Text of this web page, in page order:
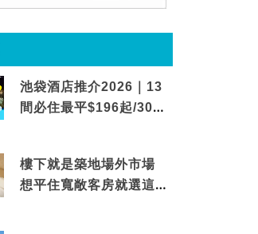
池袋酒店推介2026｜13
間必住最平$196起/30秒
樓下就是築地場外市場
想平住寬敞客房就選這間